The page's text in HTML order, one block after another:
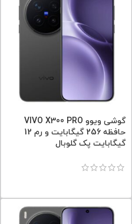
گوشی ویوو VIVO X300 PRO
حافظه 256 گیگابایت و رم 12
گیگابایت پک گلوبال